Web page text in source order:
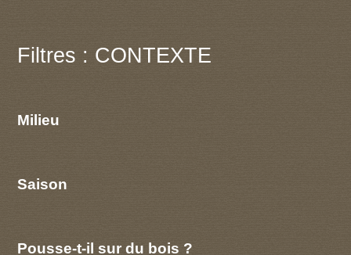
Filtres : CONTEXTE
Milieu
Saison
Pousse-t-il sur du bois ?